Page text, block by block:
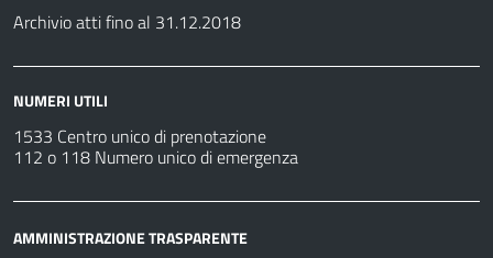
Archivio atti fino al 31.12.2018
NUMERI UTILI
1533 Centro unico di prenotazione
112 o 118 Numero unico di emergenza
AMMINISTRAZIONE TRASPARENTE